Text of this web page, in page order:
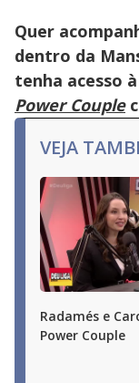
Quer
dentro da
tenha acesso
Power Couple
VEJA
Radamés e
Power Couple